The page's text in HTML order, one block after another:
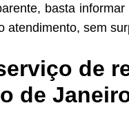
basta
atendimento, sem
de
de